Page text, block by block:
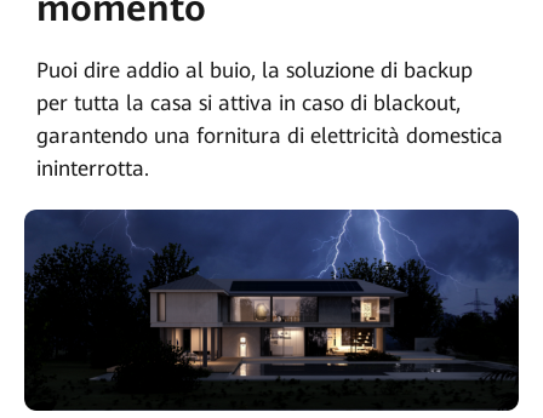
Puoi dire addio al buio, la soluzione di backup
per tutta la casa si attiva in caso di blackout,
garantendo una fornitura di elettricità domestica
ininterrotta.